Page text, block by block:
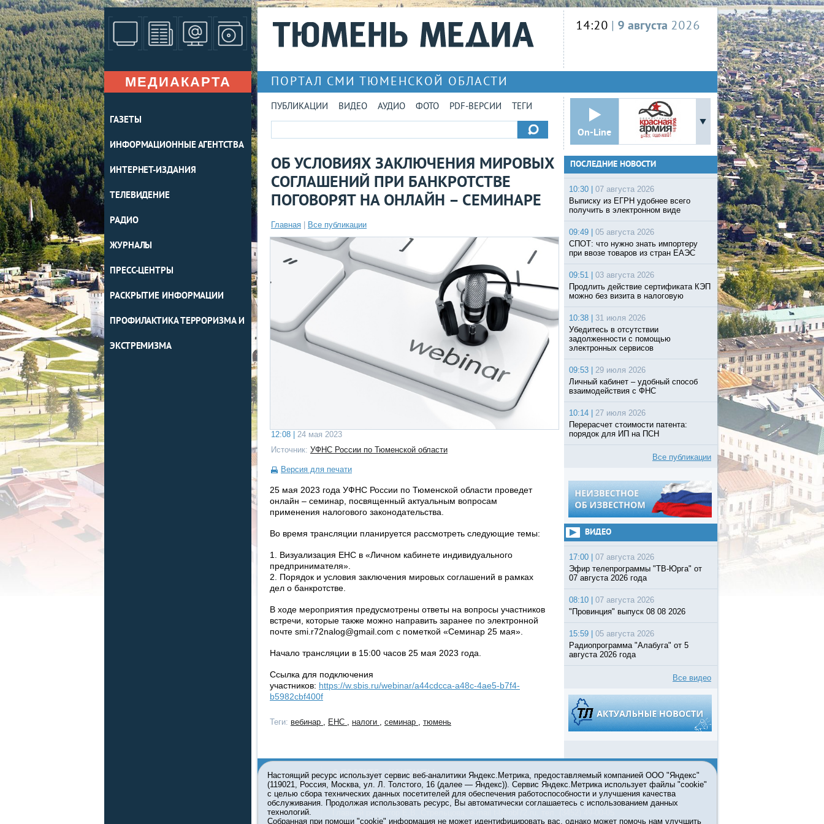
МЕДИАКАРТА
ГАЗЕТЫ
ИНФОРМАЦИОННЫЕ АГЕНТСТВА
ИНТЕРНЕТ-ИЗДАНИЯ
ТЕЛЕВИДЕНИЕ
РАДИО
ЖУРНАЛЫ
ПРЕСС-ЦЕНТРЫ
РАСКРЫТИЕ ИНФОРМАЦИИ
ПРОФИЛАКТИКА ТЕРРОРИЗМА И
ЭКСТРЕМИЗМА
14:20 | 9 августа 2026
ПОРТАЛ СМИ ТЮМЕНСКОЙ ОБЛАСТИ
ПУБЛИКАЦИИ ВИДЕО АУДИО ФОТО PDF-ВЕРСИИ ТЕГИ
On-Line
ОБ УСЛОВИЯХ ЗАКЛЮЧЕНИЯ МИРОВЫХ
СОГЛАШЕНИЙ ПРИ БАНКРОТСТВЕ
ПОГОВОРЯТ НА ОНЛАЙН – СЕМИНАРЕ
Главная Все публикации
12:08 |
24 мая 2023
Источник: УФНС России по Тюменской области
Версия для печати
25 мая 2023 года УФНС России по Тюменской области проведет
онлайн – семинар, посвященный актуальным вопросам
применения налогового законодательства.
Во время трансляции планируется рассмотреть следующие темы:
1. Визуализация ЕНС в «Личном кабинете индивидуального
предпринимателя».
2. Порядок и условия заключения мировых соглашений в рамках
дел о банкротстве.
В ходе мероприятия предусмотрены ответы на вопросы участников
встречи, которые также можно направить заранее по электронной
почте smi.r72nalog@gmail.com с пометкой «Семинар 25 мая».
Начало трансляции в 15:00 часов 25 мая 2023 года.
Ссылка для подключения
участников: https://w.sbis.ru/webinar/a44cdcca-a48c-4ae5-b7f4-
b5982cbf400f
Теги: вебинар , ЕНС , налоги , семинар , тюмень
ПОСЛЕДНИЕ НОВОСТИ
10:30 |
07 августа 2026
Выписку из ЕГРН удобнее всего
получить в электронном виде
09:49 |
05 августа 2026
СПОТ: что нужно знать импортеру
при ввозе товаров из стран ЕАЭС
09:51 |
03 августа 2026
Продлить действие сертификата КЭП
можно без визита в налоговую
10:38 |
31 июля 2026
Убедитесь в отсутствии
задолженности с помощью
электронных сервисов
09:53 |
29 июля 2026
Личный кабинет – удобный способ
взаимодействия с ФНС
10:14 |
27 июля 2026
Перерасчет стоимости патента:
порядок для ИП на ПСН
Все публикации
ВИДЕО
17:00 |
07 августа 2026
Эфир телепрограммы "ТВ-Юрга" от
07 августа 2026 года
08:10 |
07 августа 2026
"Провинция" выпуск 08 08 2026
15:59 |
05 августа 2026
Радиопрограмма "Алабуга" от 5
августа 2026 года
Все видео
О ПРОЕКТЕ КОНТАКТЫ
© 2001-2026 Сетевое издание Тюмень Медиа. При использовании материалов ссылка
обязательна.
Информационная лента выходит при финансовой поддержке правительства Тюменской
Настоящий ресурс использует сервис веб-аналитики Яндекс.Метрика, предоставляемый компанией ООО "Яндекс"
(119021, Россия, Москва, ул. Л. Толстого, 16 (далее — Яндекс)). Сервис Яндекс.Метрика использует файлы "cookie"
с целью сбора технических данных посетителей для обеспечения работоспособности и улучшения качества
обслуживания. Продолжая использовать ресурс, Вы автоматически соглашаетесь с использованием данных
технологий.
Собранная при помощи "cookie" информация не может идентифицировать вас, однако может помочь нам улучшить